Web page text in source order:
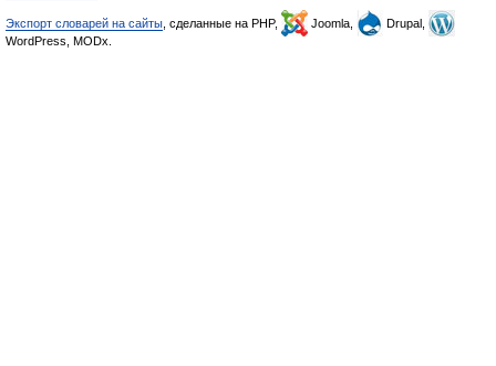
Экспорт словарей на сайты , сделанные на PHP, Joomla,
Drupal,
WordPress, MODx.